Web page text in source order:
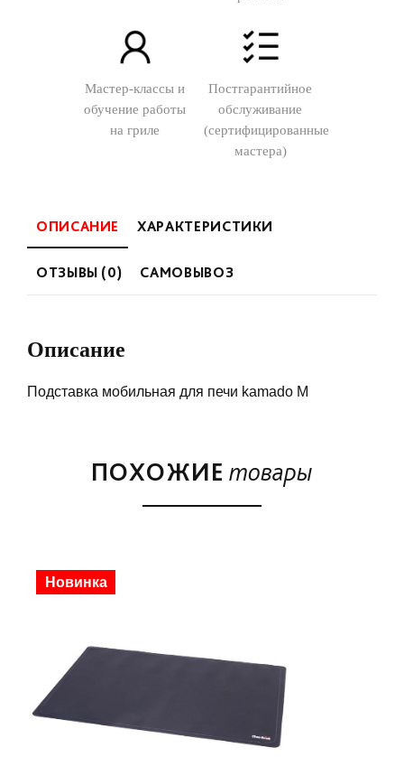
Мастер-классы и
обучение работы
на гриле
Постгарантийное
обслуживание
(сертифицированные
мастера)
ОПИСАНИЕ ХАРАКТЕРИСТИКИ
ОТЗЫВЫ (0) САМОВЫВОЗ
Описание
Подставка мобильная для печи kamado M
ПОХОЖИЕ товары
Скидка
Новинка